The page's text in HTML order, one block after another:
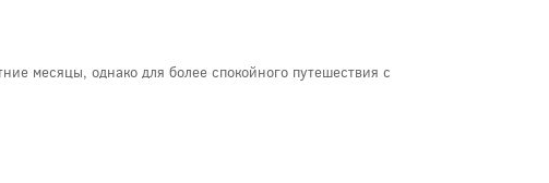
месяцы, однако для более спокойного путешествия с